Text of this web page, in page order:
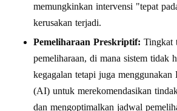
memungkinkan intervensi "tepat
kerusakan terjadi.
Pemeliharaan Preskriptif: Tingkat
pemeliharaan, di mana sistem tidak
kegagalan tetapi juga menggunakan
(AI) untuk merekomendasikan
dan mengoptimalkan jadwal